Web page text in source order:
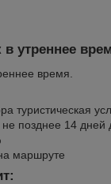
утреннее
время.
туристическая
позднее 14 дней
маршруте